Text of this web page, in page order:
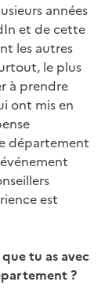
années
et de cette
les autres
le plus
à prendre
ont mis en
département
est
tu as avec
?